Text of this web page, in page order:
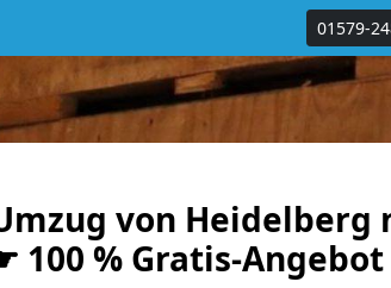
01579-
von Heidelberg
100 % Gratis-Angebot